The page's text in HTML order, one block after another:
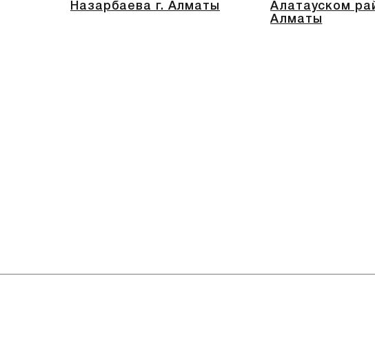
Назарбаева г. Алматы
Алатауском
Алматы